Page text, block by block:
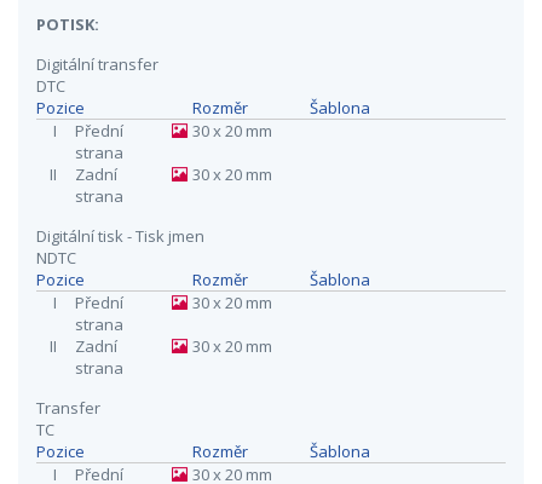
POTISK:
Digitální transfer
DTC
Pozice
Rozměr
Šablona
I
Přední
strana
30 x 20 mm
II
Zadní
strana
30 x 20 mm
Digitální tisk - Tisk jmen
NDTC
Pozice
Rozměr
Šablona
I
Přední
strana
30 x 20 mm
II
Zadní
strana
30 x 20 mm
Transfer
TC
Pozice
Rozměr
Šablona
I
Přední
30 x 20 mm